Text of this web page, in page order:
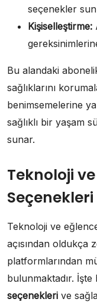
seçenekler
Kişiselleştirme:
Bu alandaki
sağlıklarını
benimsemelerine
sağlıklı bir yaşam
sunar.
Teknoloji
Seçenekleri
Teknoloji ve
açısından oldukça
platformlarından
bulunmaktadır.
seçenekleri ve